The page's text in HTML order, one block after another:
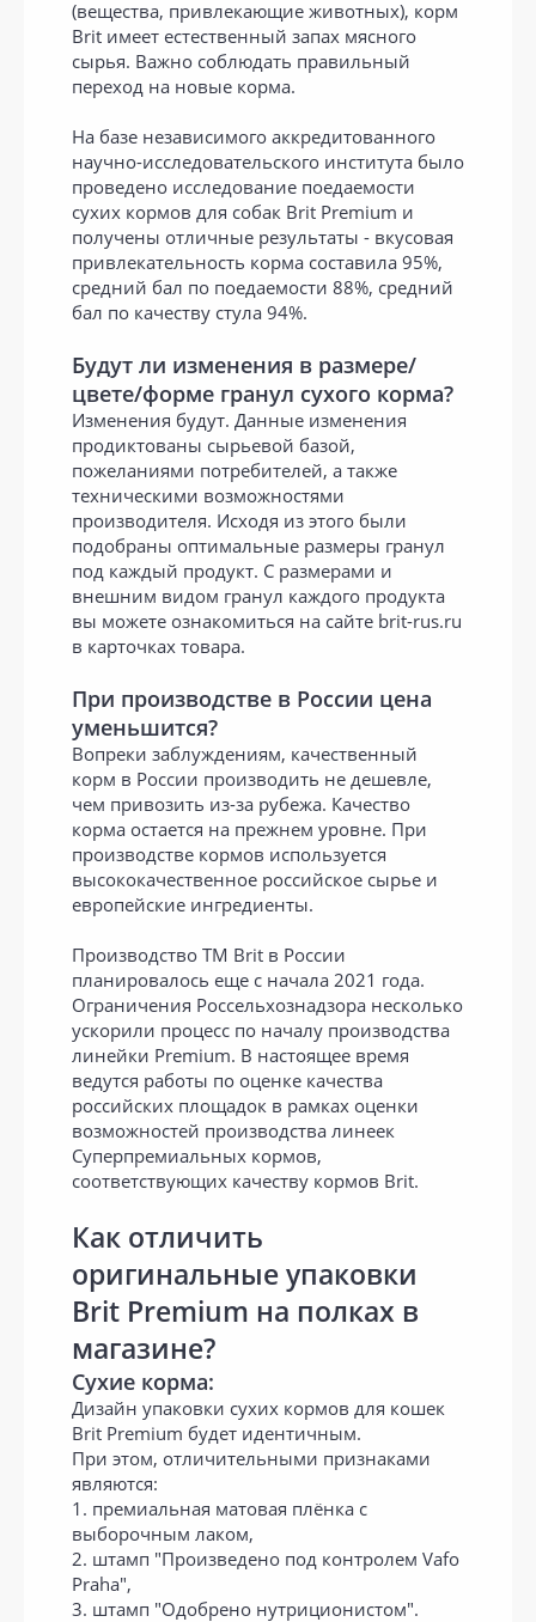
(вещества, привлекающие животных), корм
Brit имеет естественный запах мясного
сырья. Важно соблюдать правильный
переход на новые корма.
На базе независимого аккредитованного
научно-исследовательского института было
проведено исследование поедаемости
сухих кормов для собак Brit Premium и
получены отличные результаты - вкусовая
привлекательность корма составила 95%,
средний бал по поедаемости 88%, средний
бал по качеству стула 94%.
Будут ли изменения в размере/
цвете/форме гранул сухого корма?
Изменения будут. Данные изменения
продиктованы сырьевой базой,
пожеланиями потребителей, а также
техническими возможностями
производителя. Исходя из этого были
подобраны оптимальные размеры гранул
под каждый продукт. С размерами и
внешним видом гранул каждого продукта
вы можете ознакомиться на сайте brit-rus.ru
в карточках товара.
При производстве в России цена
уменьшится?
Вопреки заблуждениям, качественный
корм в России производить не дешевле,
чем привозить из-за рубежа. Качество
корма остается на прежнем уровне. При
производстве кормов используется
высококачественное российское сырье и
европейские ингредиенты.
Производство ТМ Brit в России
планировалось еще с начала 2021 года.
Ограничения Россельхознадзора несколько
ускорили процесс по началу производства
линейки Premium. В настоящее время
ведутся работы по оценке качества
российских площадок в рамках оценки
возможностей производства линеек
Суперпремиальных кормов,
соответствующих качеству кормов Brit.
Как отличить
оригинальные упаковки
Brit Premium на полках в
магазине?
Сухие корма:
Дизайн упаковки сухих кормов для кошек
Brit Premium будет идентичным.
При этом, отличительными признаками
являются:
1. премиальная матовая плёнка с
выборочным лаком,
2. штамп "Произведено под контролем Vafo
Praha",
3. штамп "Одобрено нутриционистом".